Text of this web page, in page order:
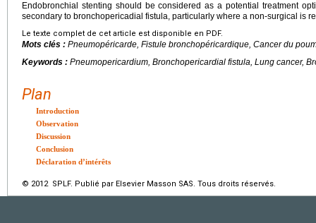
Endobronchial stenting should be considered as a potential treatment
secondary to bronchopericadial fistula, particularly where a non-surgical is
Le texte complet de cet article est disponible en PDF.
Mots clés : Pneumopéricarde, Fistule bronchopéricardique, Cancer du
Keywords : Pneumopericardium, Bronchopericardial fistula, Lung cancer,
Plan
Introduction
Observation
Discussion
Conclusion
Déclaration d’intérêts
© 2012 SPLF. Publié par Elsevier Masson SAS. Tous droits réservés.